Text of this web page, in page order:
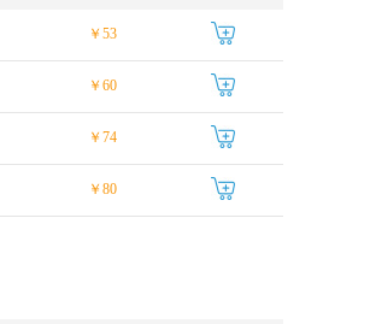
￥53
￥60
￥74
￥80